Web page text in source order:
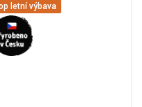
letní výbava